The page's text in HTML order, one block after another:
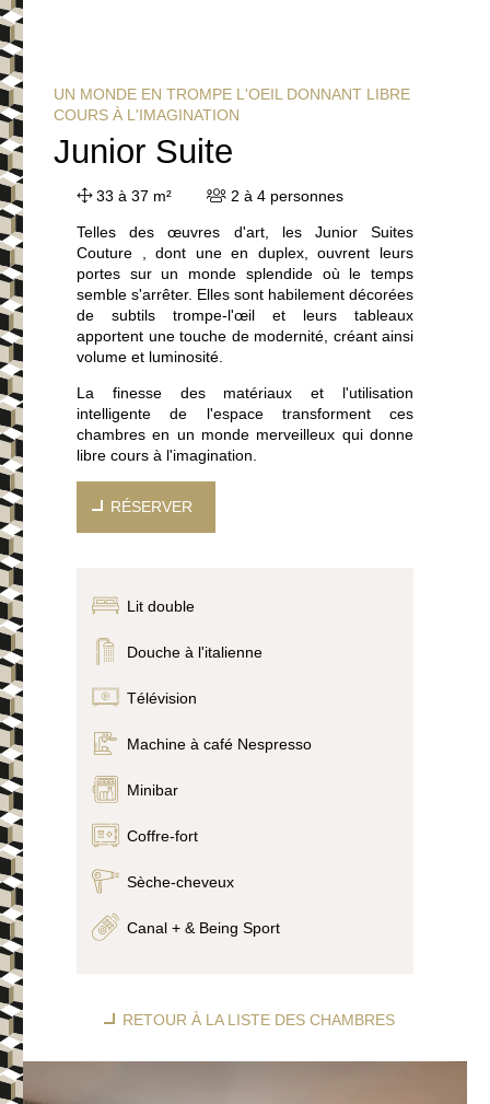
UN MONDE EN TROMPE L'OEIL DONNANT LIBRE
COURS À L'IMAGINATION
Junior Suite
33 à 37 m² 2 à 4 personnes
Telles des œuvres d'art, les Junior Suites
Couture , dont une en duplex, ouvrent leurs
portes sur un monde splendide où le temps
semble s'arrêter. Elles sont habilement décorées
de subtils trompe-l'œil et leurs tableaux
apportent une touche de modernité, créant ainsi
volume et luminosité.
La finesse des matériaux et l'utilisation
intelligente de l'espace transforment ces
chambres en un monde merveilleux qui donne
libre cours à l'imagination.
RÉSERVER
Lit double
Douche à l'italienne
Télévision
Machine à café Nespresso
Minibar
Coffre-fort
Sèche-cheveux
Canal + & Being Sport
RETOUR À LA LISTE DES CHAMBRES